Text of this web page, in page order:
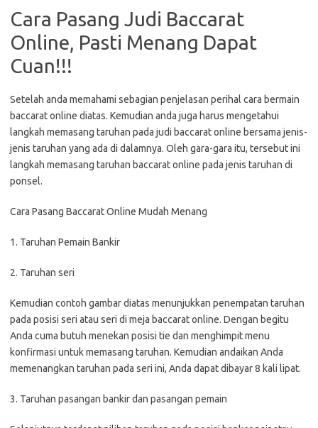
Cara Pasang Judi Baccarat
Online, Pasti Menang Dapat
Cuan!!!
Setelah anda memahami sebagian penjelasan perihal cara bermain
baccarat online diatas. Kemudian anda juga harus mengetahui
langkah memasang taruhan pada judi baccarat online bersama jenis-
jenis taruhan yang ada di dalamnya. Oleh gara-gara itu, tersebut ini
langkah memasang taruhan baccarat online pada jenis taruhan di
ponsel.
Cara Pasang Baccarat Online Mudah Menang
1. Taruhan Pemain Bankir
2. Taruhan seri
Kemudian contoh gambar diatas menunjukkan penempatan taruhan
pada posisi seri atau seri di meja baccarat online. Dengan begitu
Anda cuma butuh menekan posisi tie dan menghimpit menu
konfirmasi untuk memasang taruhan. Kemudian andaikan Anda
memenangkan taruhan pada seri ini, Anda dapat dibayar 8 kali lipat.
3. Taruhan pasangan bankir dan pasangan pemain